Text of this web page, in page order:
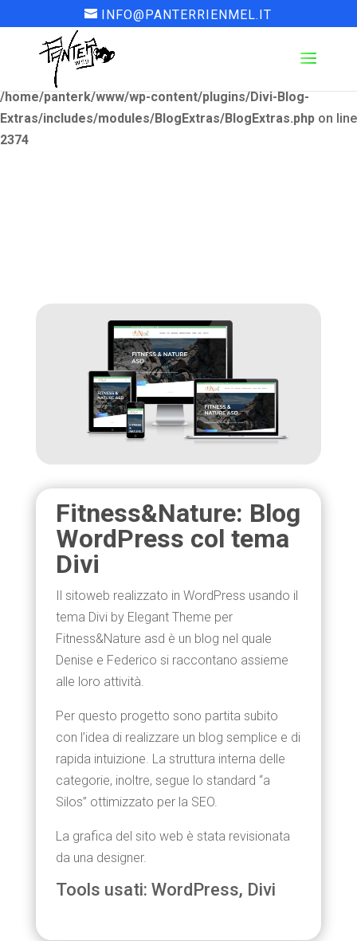
Deprecated: El_Blog_Module::render(): Optional parameter
$content declared before required parameter $render_slug
is implicitly treated as a required parameter in
/home/panterk/www/wp-content/plugins/Divi-Blog-
Extras/includes/modules/BlogExtras/BlogExtras.php on line
2374
INFO@PANTERRIENMEL.IT
Fitness&Nature: Blog
WordPress col tema
Divi
Il sitoweb realizzato in WordPress usando il
tema Divi by Elegant Theme per
Fitness&Nature asd è un blog nel quale
Denise e Federico si raccontano assieme
alle loro attività.
Per questo progetto sono partita subito
con l’idea di realizzare un blog semplice e di
rapida intuizione. La struttura interna delle
categorie, inoltre, segue lo standard “a
Silos” ottimizzato per la SEO.
La grafica del sito web è stata revisionata
da una designer.
Tools usati: WordPress, Divi